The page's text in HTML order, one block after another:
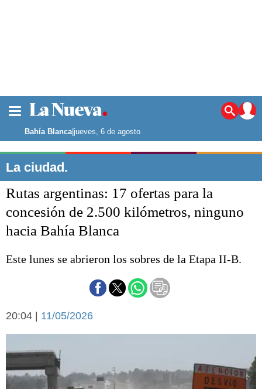
Noticias
La ciudad
Punta Alta
El mundo
Seguridad
Escenario Olímpico
Liga del Sur
Fútbol
Federal A
Arte y cultura
Cines
Economía y campo
Espacio empresas
Bahía Blanca|jueves, 6 de agosto
La ciudad.
Rutas argentinas: 17 ofertas para la
concesión de 2.500 kilómetros, ninguno
hacia Bahía Blanca
Este lunes se abrieron los sobres de la Etapa II-B.
20:04 | 11/05/2026